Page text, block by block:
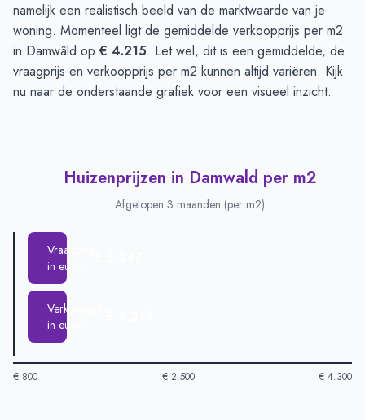
Verkoopprijs in euro's
€ 392.000
namelijk een realistisch beeld van de marktwaarde van je
woning. Momenteel ligt de gemiddelde verkoopprijs per m2
in Damwâld op € 4.215. Let wel, dit is een gemiddelde, de
vraagprijs en verkoopprijs per m2 kunnen altijd variëren. Kijk
nu naar de onderstaande grafiek voor een visueel inzicht:
Huizenprijzen in Damwald per m2
Afgelopen 3 maanden (per m2)
Vraagprijs
in euro's
Verkoopprijs
in euro's
€ 800 € 2.500 € 4.300